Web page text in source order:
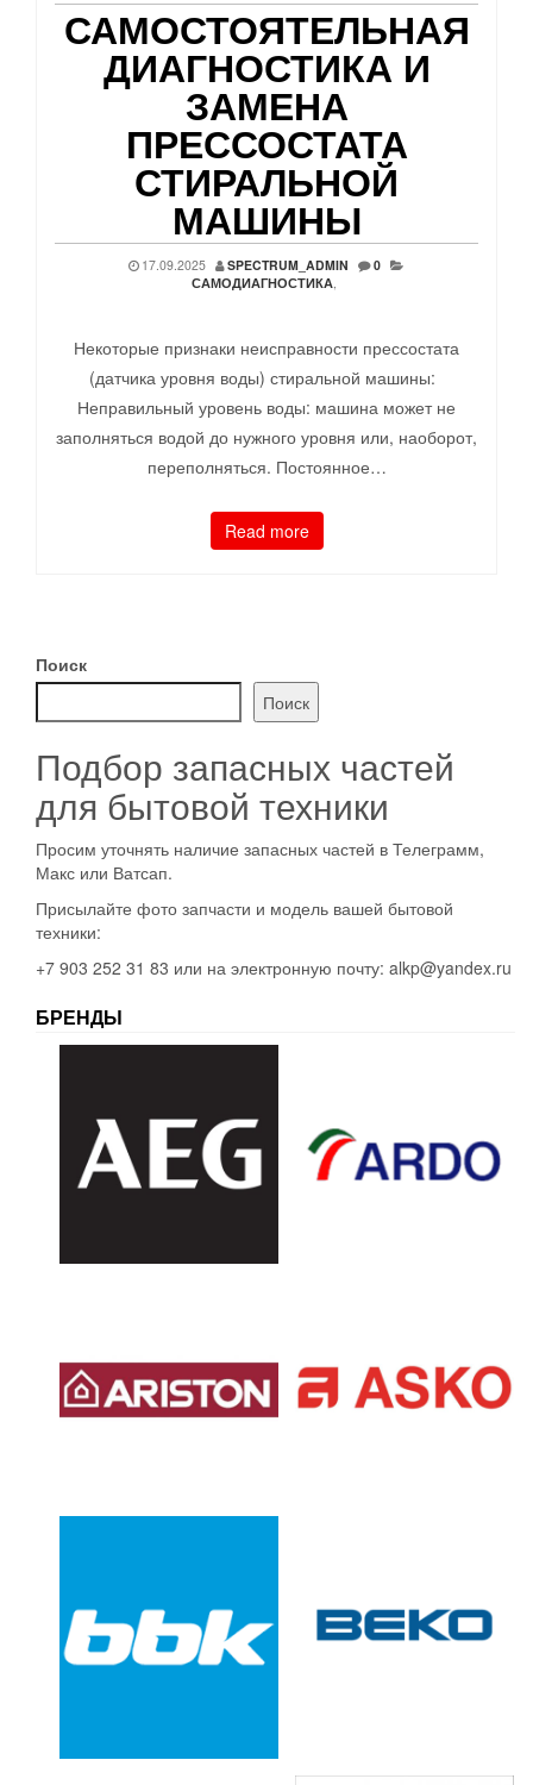
САМОСТОЯТЕЛЬНАЯ
ДИАГНОСТИКА И
ЗАМЕНА
ПРЕССОСТАТА
СТИРАЛЬНОЙ
МАШИНЫ
17.09.2025 SPECTRUM_ADMIN
0
САМОДИАГНОСТИКА,
Некоторые признаки неисправности прессостата
(датчика уровня воды) стиральной машины:
Неправильный уровень воды: машина может не
заполняться водой до нужного уровня или, наоборот,
переполняться. Постоянное…
Read more
Поиск
Поиск
Подбор запасных частей
для бытовой техники
Просим уточнять наличие запасных частей в Телеграмм,
Макс или Ватсап.
Присылайте фото запчасти и модель вашей бытовой
техники:
+7 903 252 31 83 или на электронную почту: alkp@yandex.ru
БРЕНДЫ